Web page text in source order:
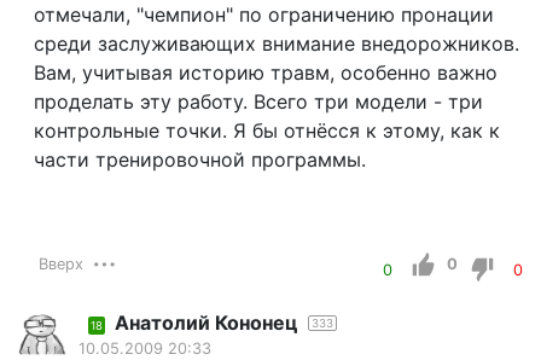
отмечали, "чемпион" по ограничению пронации
среди заслуживающих внимание внедорожников.
Вам, учитывая историю травм, особенно важно
проделать эту работу. Всего три модели - три
контрольные точки. Я бы отнёсся к этому, как к
части тренировочной программы.
Вверх 0 0 0
18 Анатолий Кононец 333
10.05.2009 20:33